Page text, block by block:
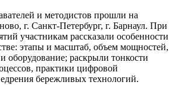
и методистов прошли на
г. Санкт-Петербург, г. Барнаул. При
участникам рассказали особенности
этапы и масштаб, объем мощностей,
оборудование; раскрыли тонкости
практики цифровой
бережливых технологий.